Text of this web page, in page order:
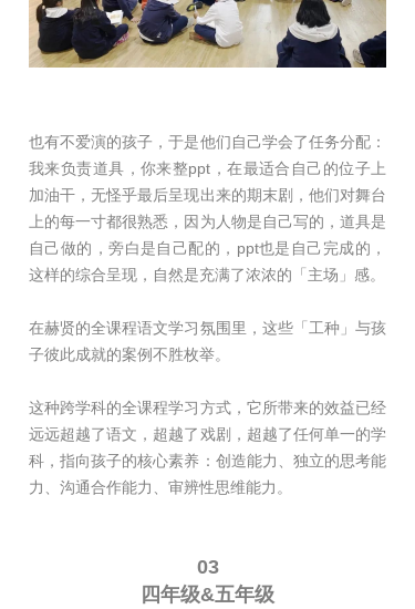
也有不爱演的孩子，于是他们自己学会了任务分配：
我来负责道具，你来整ppt，在最适合自己的位子上
加油干，无怪乎最后呈现出来的期末剧，他们对舞台
上的每一寸都很熟悉，因为人物是自己写的，道具是
自己做的，旁白是自己配的，ppt也是自己完成的，
这样的综合呈现，自然是充满了浓浓的「主场」感。
在赫贤的全课程语文学习氛围里，这些「工种」与孩
子彼此成就的案例不胜枚举。
这种跨学科的全课程学习方式，它所带来的效益已经
远远超越了语文，超越了戏剧，超越了任何单一的学
科，指向孩子的核心素养：创造能力、独立的思考能
力、沟通合作能力、审辨性思维能力。
03
四年级&五年级